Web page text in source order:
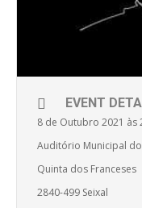
EVENT
8 de Outubro 2021 às
Auditório Municipal do
Quinta dos Franceses
2840-499 Seixal